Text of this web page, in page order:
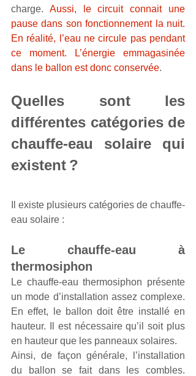
charge. Aussi, le circuit connait une
pause dans son fonctionnement la nuit.
En réalité, l’eau ne circule pas pendant
ce moment. L’énergie emmagasinée
dans le ballon est donc conservée.
Quelles sont les
différentes catégories de
chauffe-eau solaire qui
existent ?
Il existe plusieurs catégories de chauffe-
eau solaire :
Le chauffe-eau à
thermosiphon
Le chauffe-eau thermosiphon présente
un mode d’installation assez complexe.
En effet, le ballon doit être installé en
hauteur. Il est nécessaire qu’il soit plus
en hauteur que les panneaux solaires.
Ainsi, de façon générale, l’installation
du ballon se fait dans les combles.